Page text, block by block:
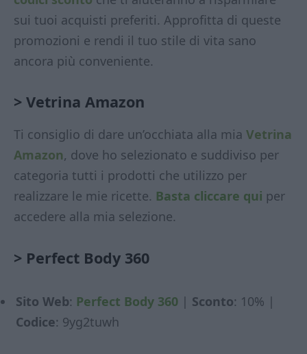
sui tuoi acquisti preferiti. Approfitta di queste
promozioni e rendi il tuo stile di vita sano
ancora più conveniente.
> Vetrina Amazon
Ti consiglio di dare un’occhiata alla mia Vetrina
Amazon, dove ho selezionato e suddiviso per
categoria tutti i prodotti che utilizzo per
realizzare le mie ricette. Basta cliccare qui per
accedere alla mia selezione.
> Perfect Body 360
Sito Web: Perfect Body 360 | Sconto: 10% |
Codice: 9yg2tuwh